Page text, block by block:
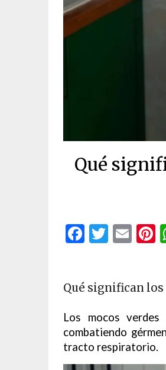
Qué
Facebook
Qué significan
Los mocos
combatiendo
tracto respiratorio.